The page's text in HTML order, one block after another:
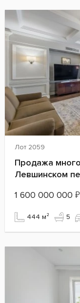
Лот 2059
Продажа
Левшинском
1 600 000 000 ₽
444 м² 5